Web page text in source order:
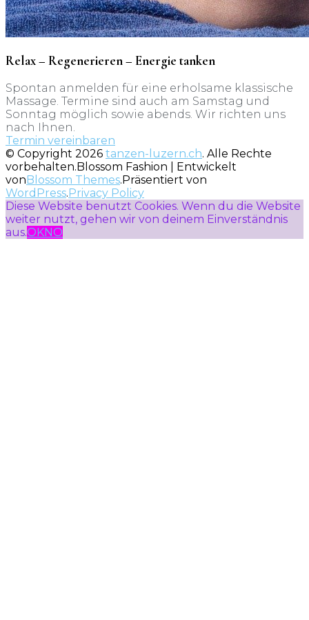
Relax – Regenerieren – Energie tanken
Spontan anmelden für eine erholsame klassische
Massage. Termine sind auch am Samstag und
Sonntag möglich sowie abends. Wir richten uns
nach Ihnen.
Termin vereinbaren
© Copyright 2026 tanzen-luzern.ch. Alle Rechte
vorbehalten.Blossom Fashion | Entwickelt
vonBlossom Themes.Präsentiert von
WordPress.Privacy Policy
Diese Website benutzt Cookies. Wenn du die Website
weiter nutzt, gehen wir von deinem Einverständnis
aus.OKNO